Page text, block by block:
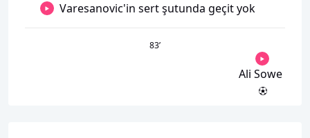
Varesanovic'in sert şutunda geçit yok
83’
Ali Sowe